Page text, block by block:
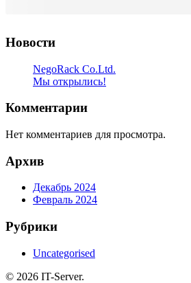
Новости
NegoRack Co.Ltd.
Мы открылись!
Комментарии
Нет комментариев для просмотра.
Архив
Декабрь 2024
Февраль 2024
Рубрики
Uncategorised
© 2026 IT-Server.